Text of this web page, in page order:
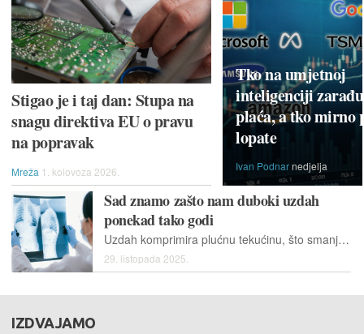
Stigao je i taj dan: Stupa na
snagu direktiva EU o pravu
na popravak
Mreža 1. kolovoza 2026.
Tko na umjetnoj
inteligenciji
plaća, a tko mirno
lopate
Ivan Podnarnedjelja
Sad znamo zašto nam duboki uzdah
ponekad tako godi
Uzdah komprimira plućnu tekućinu, što smanjuje površinski stres kako bi se uravnotežila preostala napetost i time olakšalo disanje.
29. listopada 2025.
IZDVAJAMO